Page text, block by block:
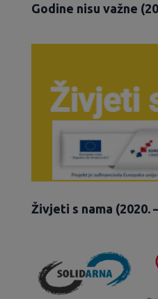
Godine nisu važne
Živjeti s nama (2020.